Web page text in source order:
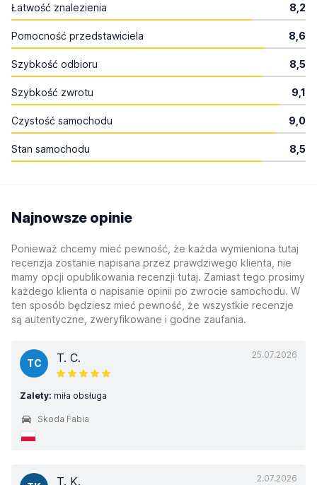
Łatwość znalezienia 8,2
Pomocność przedstawiciela 8,6
Szybkość odbioru 8,5
Szybkość zwrotu 9,1
Czystość samochodu 9,0
Stan samochodu 8,5
Najnowsze opinie
Ponieważ chcemy mieć pewność, że każda wymieniona tutaj
recenzja zostanie napisana przez prawdziwego klienta, nie
mamy opcji opublikowania recenzji tutaj. Zamiast tego prosimy
każdego klienta o napisanie opinii po zwrocie samochodu. W
ten sposób będziesz mieć pewność, że wszystkie recenzje
są autentyczne, zweryfikowane i godne zaufania.
25.07.2026
TC T. C.
Zalety: miła obsługa
Skoda Fabia
2.07.2026
T. K.